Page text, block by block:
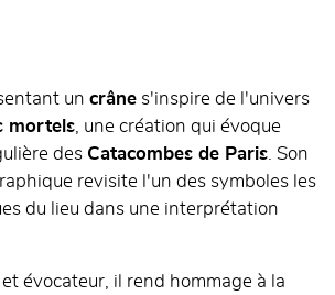
un crâne s'inspire de l'univers
mortels, une création qui évoque
des Catacombes de Paris. Son
revisite l'un des symboles les
du lieu dans une interprétation
évocateur, il rend hommage à la